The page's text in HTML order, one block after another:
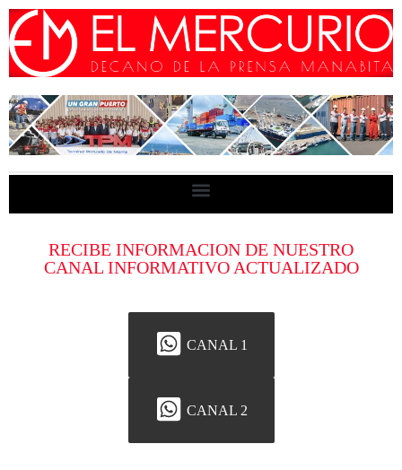
RECIBE INFORMACION DE NUESTRO
CANAL INFORMATIVO ACTUALIZADO
CANAL 1
CANAL 2